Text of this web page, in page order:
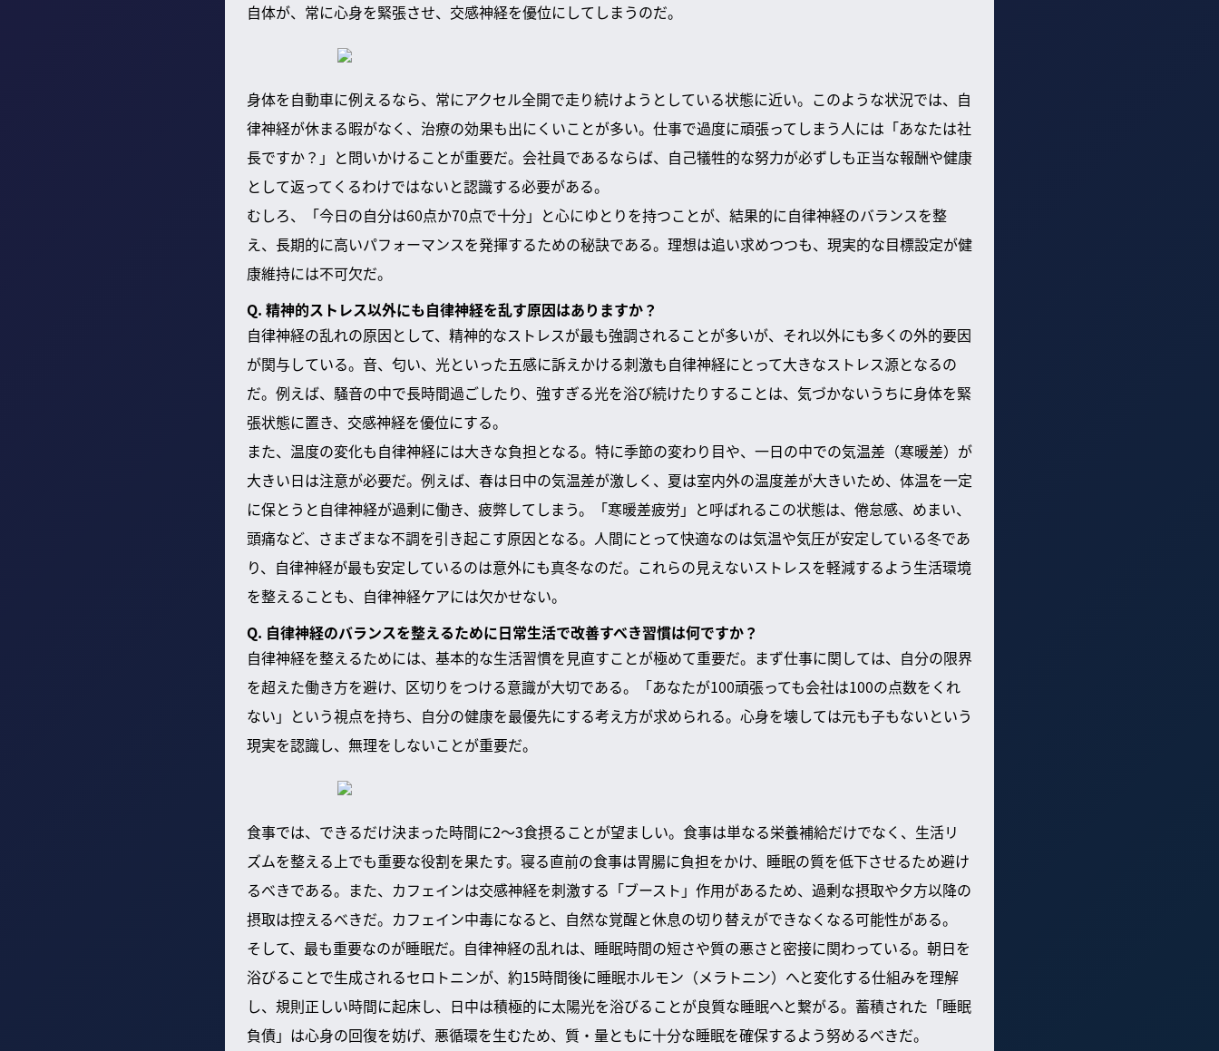
自体が、常に心身を緊張させ、交感神経を優位にしてしまうのだ。
身体を自動車に例えるなら、常にアクセル全開で走り続けようとしている状態に近い。このような状況では、自
律神経が休まる暇がなく、治療の効果も出にくいことが多い。仕事で過度に頑張ってしまう人には「あなたは社
長ですか？」と問いかけることが重要だ。会社員であるならば、自己犠牲的な努力が必ずしも正当な報酬や健康
として返ってくるわけではないと認識する必要がある。
むしろ、「今日の自分は60点か70点で十分」と心にゆとりを持つことが、結果的に自律神経のバランスを整
え、長期的に高いパフォーマンスを発揮するための秘訣である。理想は追い求めつつも、現実的な目標設定が健
康維持には不可欠だ。
Q. 精神的ストレス以外にも自律神経を乱す原因はありますか？
自律神経の乱れの原因として、精神的なストレスが最も強調されることが多いが、それ以外にも多くの外的要因
が関与している。音、匂い、光といった五感に訴えかける刺激も自律神経にとって大きなストレス源となるの
だ。例えば、騒音の中で長時間過ごしたり、強すぎる光を浴び続けたりすることは、気づかないうちに身体を緊
張状態に置き、交感神経を優位にする。
また、温度の変化も自律神経には大きな負担となる。特に季節の変わり目や、一日の中での気温差（寒暖差）が
大きい日は注意が必要だ。例えば、春は日中の気温差が激しく、夏は室内外の温度差が大きいため、体温を一定
に保とうと自律神経が過剰に働き、疲弊してしまう。「寒暖差疲労」と呼ばれるこの状態は、倦怠感、めまい、
頭痛など、さまざまな不調を引き起こす原因となる。人間にとって快適なのは気温や気圧が安定している冬であ
り、自律神経が最も安定しているのは意外にも真冬なのだ。これらの見えないストレスを軽減するよう生活環境
を整えることも、自律神経ケアには欠かせない。
Q. 自律神経のバランスを整えるために日常生活で改善すべき習慣は何ですか？
自律神経を整えるためには、基本的な生活習慣を見直すことが極めて重要だ。まず仕事に関しては、自分の限界
を超えた働き方を避け、区切りをつける意識が大切である。「あなたが100頑張っても会社は100の点数をくれ
ない」という視点を持ち、自分の健康を最優先にする考え方が求められる。心身を壊しては元も子もないという
現実を認識し、無理をしないことが重要だ。
食事では、できるだけ決まった時間に2～3食摂ることが望ましい。食事は単なる栄養補給だけでなく、生活リ
ズムを整える上でも重要な役割を果たす。寝る直前の食事は胃腸に負担をかけ、睡眠の質を低下させるため避け
るべきである。また、カフェインは交感神経を刺激する「ブースト」作用があるため、過剰な摂取や夕方以降の
摂取は控えるべきだ。カフェイン中毒になると、自然な覚醒と休息の切り替えができなくなる可能性がある。
そして、最も重要なのが睡眠だ。自律神経の乱れは、睡眠時間の短さや質の悪さと密接に関わっている。朝日を
浴びることで生成されるセロトニンが、約15時間後に睡眠ホルモン（メラトニン）へと変化する仕組みを理解
し、規則正しい時間に起床し、日中は積極的に太陽光を浴びることが良質な睡眠へと繋がる。蓄積された「睡眠
負債」は心身の回復を妨げ、悪循環を生むため、質・量ともに十分な睡眠を確保するよう努めるべきだ。